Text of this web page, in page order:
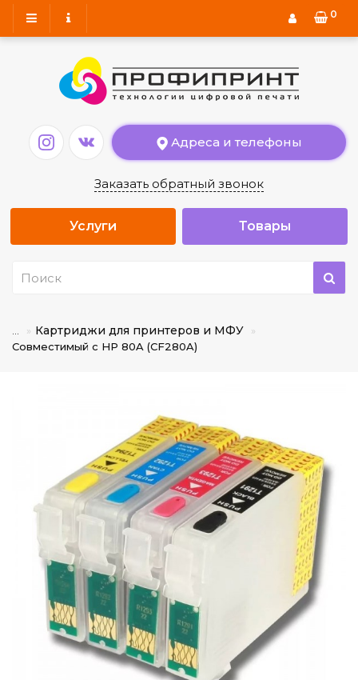
0
Адреса и телефоны
Заказать обратный звонок
Товары
Услуги
Картриджи для принтеров и МФУ
Совместимый с HP 80A (CF280A)